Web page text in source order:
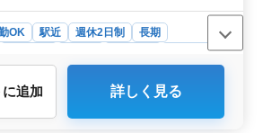
OK 駅近 週休2日制
長期
派遣社員
自動車整備士
ト
車整備士募集＞ 宮崎市花ケ島町に位
に追加 詳しく見る